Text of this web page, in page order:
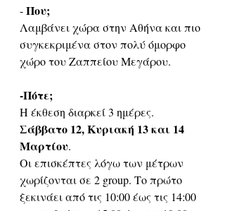
- Που;
Λαμβάνει χώρα στην Αθήνα και πιο
συγκεκριμένα στον πολύ όμορφο
χώρο του Ζαππείου Μεγάρου.
-Πότε;
Η έκθεση διαρκεί 3 ημέρες.
Σάββατο 12, Κυριακή 13 και 14
Μαρτίου.
Οι επισκέπτες λόγω των μέτρων
χωρίζονται σε 2 group. Το πρώτο
ξεκινάει από τις 10:00 έως τις 14:00